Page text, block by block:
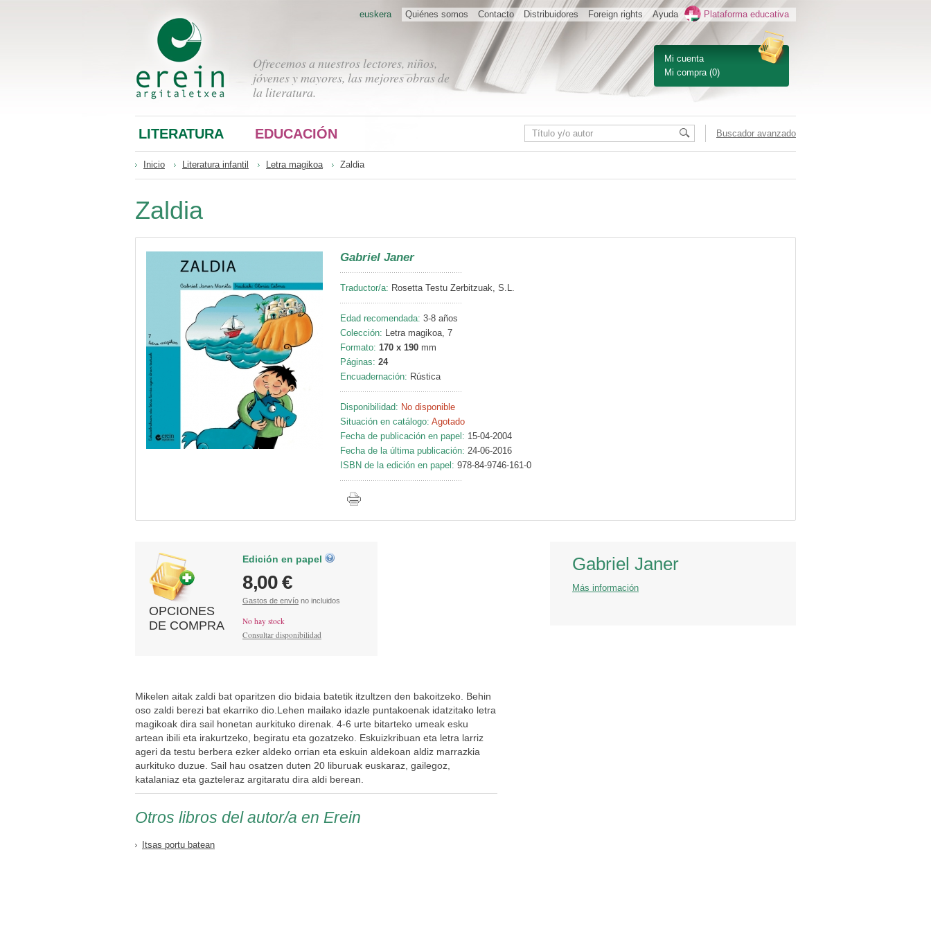
Mi cuenta
Mi compra (0)
Ofrecemos a nuestros lectores, niños,
jóvenes y mayores, las mejores obras de
la literatura.
Quiénes somos Contacto Distribuidores Foreign rights Ayuda Plataforma educativa
euskera
LITERATURA EDUCACIÓN Buscador avanzado
Inicio Literatura infantil Letra magikoa Zaldia
Zaldia
Gabriel Janer
Traductor/a: Rosetta Testu Zerbitzuak, S.L.
Edad recomendada: 3-8 años
Colección: Letra magikoa, 7
Formato: 170 x 190 mm
Páginas: 24
Encuadernación: Rústica
Disponibilidad: No disponible
Situación en catálogo: Agotado
Fecha de publicación en papel: 15-04-2004
Fecha de la última publicación: 24-06-2016
ISBN de la edición en papel: 978-84-9746-161-0
OPCIONES
DE COMPRA
Edición en papel
8,00 €
Gastos de envío no incluidos
No hay stock
Consultar disponibilidad
Mikelen aitak zaldi bat oparitzen dio bidaia batetik itzultzen den bakoitzeko. Behin
oso zaldi berezi bat ekarriko dio.Lehen mailako idazle puntakoenak idatzitako letra
magikoak dira sail honetan aurkituko direnak. 4-6 urte bitarteko umeak esku
artean ibili eta irakurtzeko, begiratu eta gozatzeko. Eskuizkribuan eta letra larriz
ageri da testu berbera ezker aldeko orrian eta eskuin aldekoan aldiz marrazkia
aurkituko duzue. Sail hau osatzen duten 20 liburuak euskaraz, gailegoz,
katalaniaz eta gazteleraz argitaratu dira aldi berean.
Otros libros del autor/a en Erein
Itsas portu batean
Gabriel Janer
Más información